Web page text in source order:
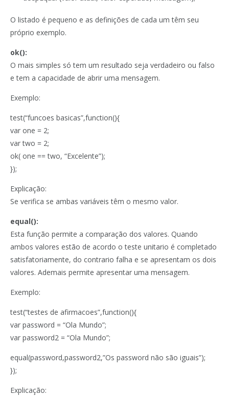
O listado é pequeno e as definições de cada um têm seu
próprio exemplo.
ok():
O mais simples só tem um resultado seja verdadeiro ou falso
e tem a capacidade de abrir uma mensagem.
Exemplo:
test(“funcoes basicas”,function(){
var one = 2;
var two = 2;
ok( one == two, “Excelente”);
});
Explicação:
Se verifica se ambas variáveis têm o mesmo valor.
equal():
Esta função permite a comparação dos valores. Quando
ambos valores estão de acordo o teste unitario é completado
satisfatoriamente, do contrario falha e se apresentam os dois
valores. Ademais permite apresentar uma mensagem.
Exemplo:
test(“testes de afirmacoes”,function(){
var password = “Ola Mundo”;
var password2 = “Ola Mundo”;
equal(password,password2,”Os password não são iguais”);
});
Explicação: